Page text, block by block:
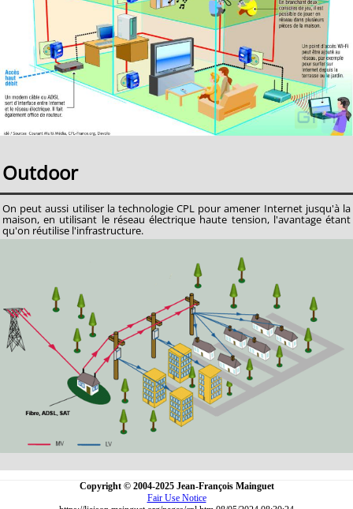
Outdoor
On peut aussi utiliser la technologie CPL pour amener Internet jusqu'à la
maison, en utilisant le réseau électrique haute tension, l'avantage étant
qu'on réutilise l'infrastructure.
Copyright © 2004-2025 Jean-François Mainguet
Fair Use Notice